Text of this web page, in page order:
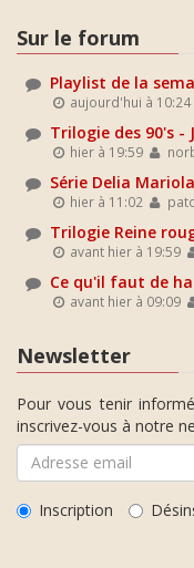
Sur le forum
Playlist de la
aujourd'hui à 10:24
Trilogie des 90's -
hier à 19:59
Série Delia
hier à 11:02
Trilogie Reine
avant hier à 19:59
Ce qu'il faut de
avant hier à 09:09
Newsletter
Pour vous tenir
inscrivez-vous à notre
Inscription